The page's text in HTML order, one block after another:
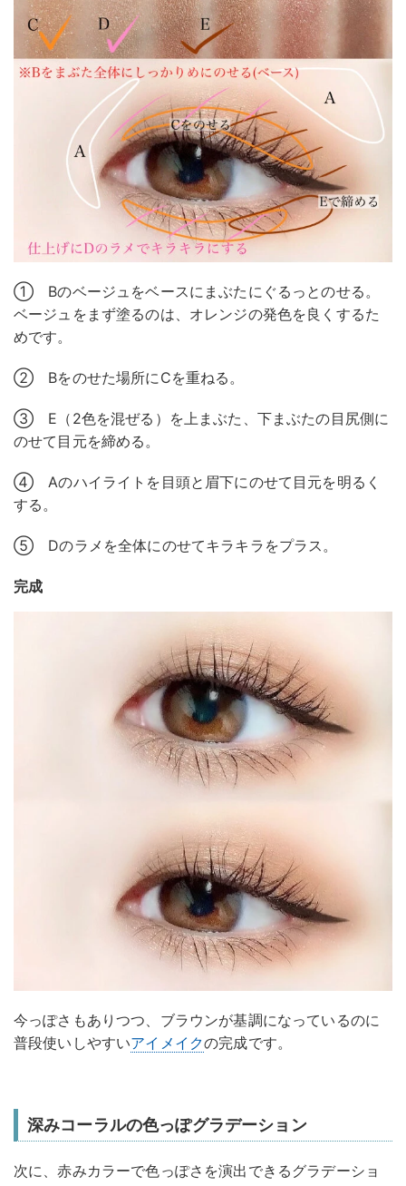
① Bのベージュをベースにまぶたにぐるっとのせる。
ベージュをまず塗るのは、オレンジの発色を良くするた
めです。
② Bをのせた場所にCを重ねる。
③ E（2色を混ぜる）を上まぶた、下まぶたの目尻側に
のせて目元を締める。
④ Aのハイライトを目頭と眉下にのせて目元を明るく
する。
⑤ Dのラメを全体にのせてキラキラをプラス。
完成
今っぽさもありつつ、ブラウンが基調になっているのに
普段使いしやすいアイメイクの完成です。
深みコーラルの色っぽグラデーション
次に、赤みカラーで色っぽさを演出できるグラデーショ